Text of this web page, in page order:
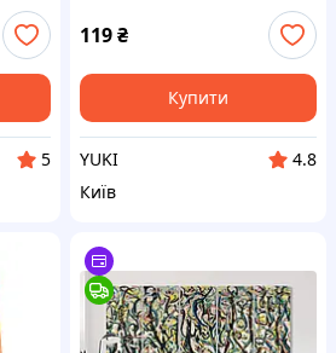
5
ЦБ-00189454
119₴
Купити
YUKI
4.8
Київ